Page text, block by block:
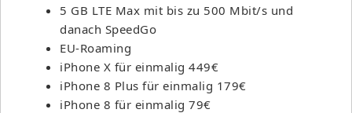
5 GB LTE Max mit bis zu 500 Mbit/s und
danach SpeedGo
EU-Roaming
iPhone X für einmalig 449€
iPhone 8 Plus für einmalig 179€
iPhone 8 für einmalig 79€